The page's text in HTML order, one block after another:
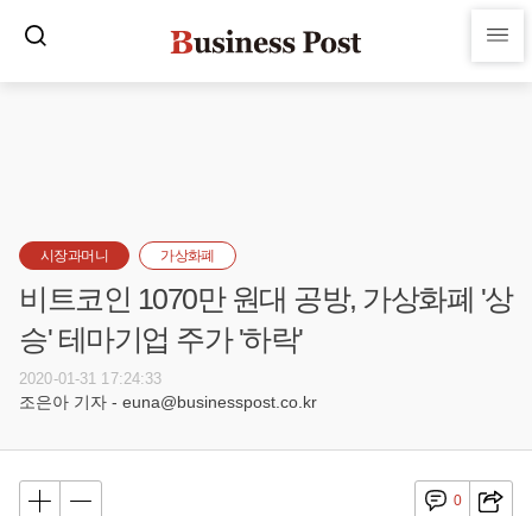
시장과머니 가상화폐
비트코인 1070만 원대 공방, 가상화폐 '상
승' 테마기업 주가 '하락'
2020-01-31 17:24:33
조은아 기자 - euna@businesspost.co.kr
0